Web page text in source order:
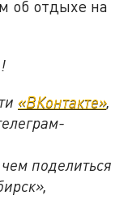
об отдыхе на
«ВКонтакте»,
поделиться